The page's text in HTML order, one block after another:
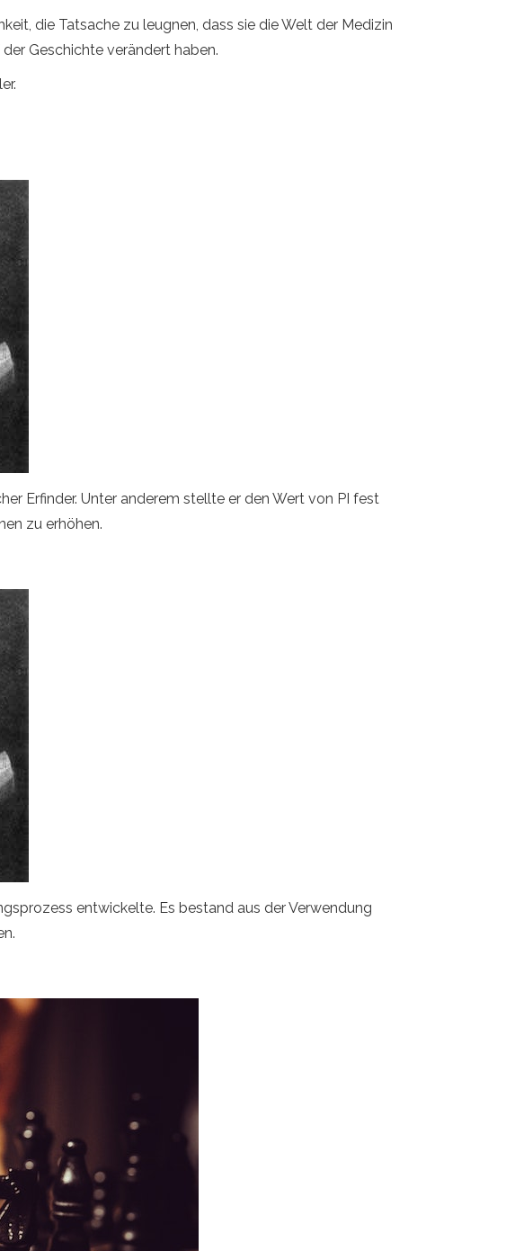
die Tatsache zu leugnen, dass sie die Welt der Medizin
Geschichte verändert haben.
Erfinder. Unter anderem stellte er den Wert von PI fest
zu erhöhen.
entwickelte. Es bestand aus der Verwendung